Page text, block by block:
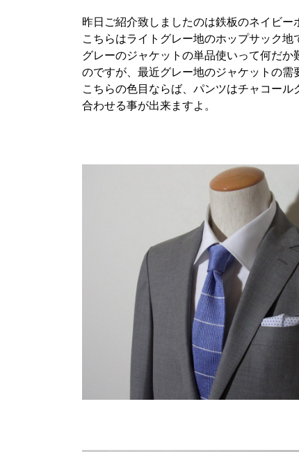
昨日ご紹介致しましたのは鉄板のネイビー
こちらはライトグレー地のホップサック地
グレーのジャケットの単品使いって何だ
のですが、最近グレー地のジャケットの需
こちらの色目ならば、パンツはチャコール
合わせる事が出来ますよ。